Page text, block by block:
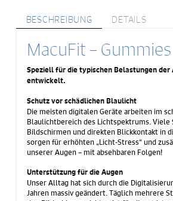
BESCHREIBUNG DETAILS
MacuFit – Gummies
Speziell für die typischen Belastungen der
entwickelt.
Schutz vor schädlichen Blaulicht
Die meisten digitalen Geräte arbeiten im
Blaulichtbereich des Lichtspektrums. Viele
Bildschirmen und direkten Blickkontakt in
sorgen für erhöhten „Licht-Stress“ und
unserer Augen – mit absehbaren Folgen!
Unterstützung für die Augen
Unser Alltag hat sich durch die
Jahren massiv geändert. Täglich mehrere